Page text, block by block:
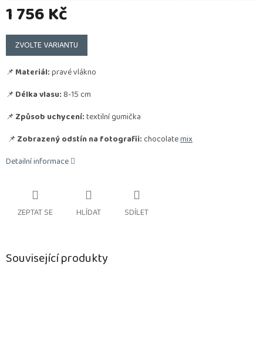
1 756 Kč
Měrná
cena:
ZVOLTE VARIANTU
📌Materiál:pravé vlákno
📌Délka vlasu: 8-15 cm
📌Způsob uchycení:textilní gumička
📌Zobrazený odstín na fotografii: chocolatemix
Detailní informace
ZEPTAT SE HLÍDAT SDÍLET
Související produkty